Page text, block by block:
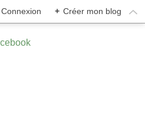
Connexion + Créer mon blog